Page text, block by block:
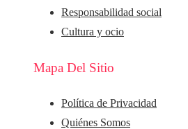
Responsabilidad social
Cultura y ocio
Mapa Del Sitio
Política de Privacidad
Quiénes Somos